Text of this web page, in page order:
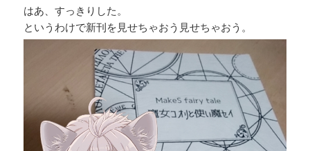
はあ、すっきりした。
というわけで新刊を見せちゃおう見せちゃおう。